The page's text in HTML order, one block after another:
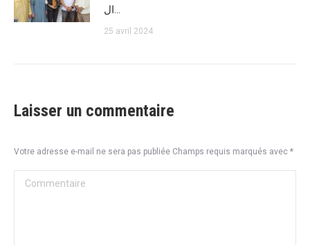
ال…
25 avril 2024
Laisser un commentaire
Votre adresse e-mail ne sera pas publiée Champs requis marqués avec *
Commentaire